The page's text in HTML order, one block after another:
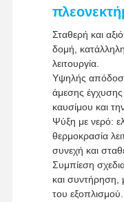
Σελίδα
Επισκέψεις
Στο
Εργοστάσιο
Μέθοδοι
Σταθερή και
δομή,
λειτουργία.
Υψηλής
άμεσης έγχυσης
καυσίμου και
Ψύξη με νερό:
θερμοκρασία
συνεχή και
Συμπίεση
και συντήρηση,
του εξοπλισμού.